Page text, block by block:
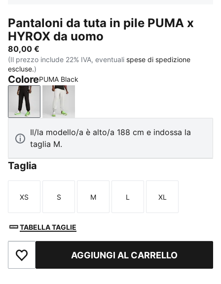
Pantaloni da tuta in pile PUMA x
HYROX da uomo
80,00 €
(Il prezzo include 22% IVA, eventuali spese di spedizione
escluse.)
ColorePUMA Black
PUMA BlackLight Gray Heather
Il/la modello/a è alto/a 188 cm e indossa la
taglia M.
Taglia
Taglia
XS
Taglia
S
Taglia
M
Taglia
L
Taglia
XL
TABELLA TAGLIE
Aggiungi ai PreferitiAGGIUNGI AL CARRELLO